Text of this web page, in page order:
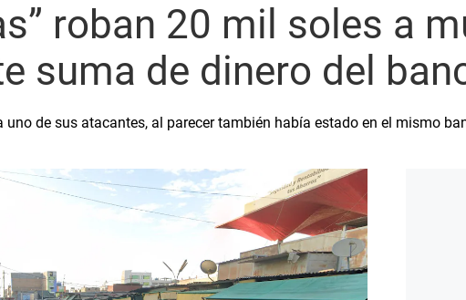
roban 20 mil soles a
suma de dinero del
de sus atacantes, al parecer también había estado en el mismo